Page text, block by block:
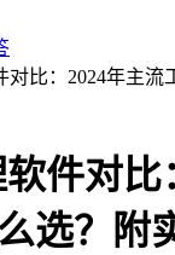
对比：2024年主流
件对比
选？附